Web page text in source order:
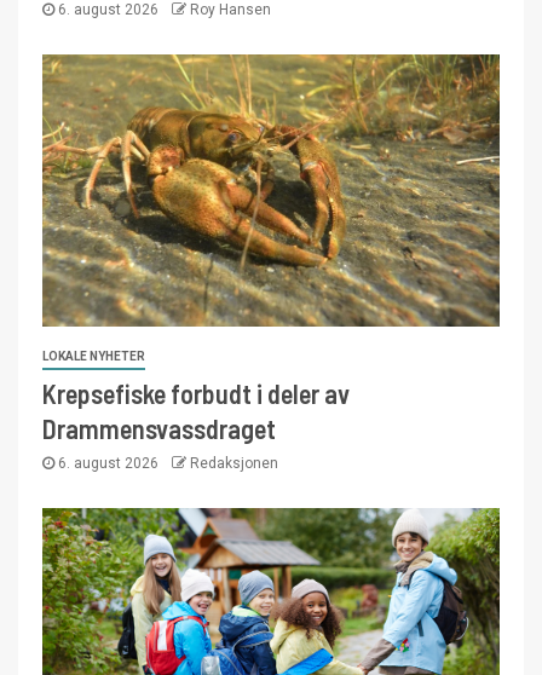
6. august 2026 Roy Hansen
LOKALE NYHETER
Krepsefiske forbudt i deler av
Drammensvassdraget
6. august 2026 Redaksjonen